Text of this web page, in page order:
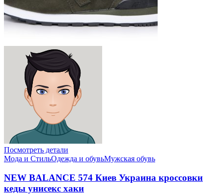
Посмотреть детали
Мода и СтильОдежда и обувьМужская обувь
NEW BALANCE 574 Киев Украина кроссовки
кеды унисекс хаки